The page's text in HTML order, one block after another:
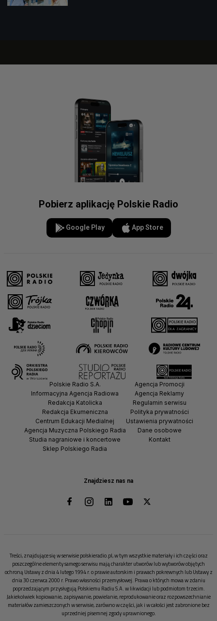
Pobierz aplikację Polskie Radio
Google Play App Store
Znajdziesz nas na
Polskie Radio S.A.
Informacyjna Agencja Radiowa
Redakcja Katolicka
Redakcja Ekumeniczna
Centrum Edukacji Medialnej
Agencja Muzyczna Polskiego Radia
Studia nagraniowe i koncertowe
Sklep Polskiego Radia
Agencja Promocji
Agencja Reklamy
Regulamin serwisu
Polityka prywatności
Ustawienia prywatności
Dane osobowe
Kontakt
Treści, znajdujące się w serwisie polskieradio.pl, w tym wszystkie materiały i ich części oraz
poszczególne elementy samego serwisu mają charakter utworów lub wytworów objętych
ochroną Ustawy z dnia 4 lutego 1994 r. o prawie autorskim i prawach pokrewnych lub Ustawy z
dnia 30 czerwca 2000 r. Prawo własności przemysłowej. Prawa o których mowa w zdaniu
poprzedzającym przysługują Polskiemu Radiu S.A. w likwidacji lub podmiotom trzecim.
Jakiekolwiek kopiowanie, zapisywanie, powielanie, reprodukowanie oraz rozpowszechnianie
materiałów zamieszczonych w serwisie, zarówno w części, jak i w całości jest zabronione bez
uprzedniej pisemnej zgody uprawnionego.